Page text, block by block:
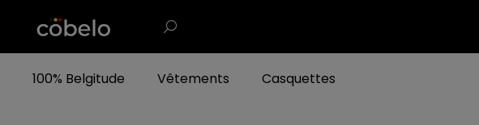
100% Belgitude Vêtements Casquettes